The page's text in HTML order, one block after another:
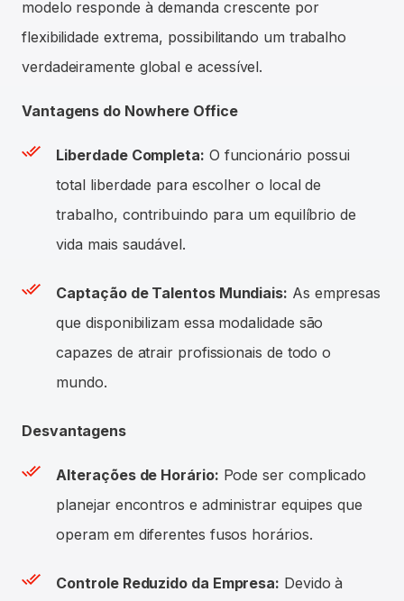
modelo responde à demanda crescente por
flexibilidade extrema, possibilitando um trabalho
verdadeiramente global e acessível.
Vantagens do Nowhere Office
Liberdade Completa: O funcionário possui
total liberdade para escolher o local de
trabalho, contribuindo para um equilíbrio de
vida mais saudável.
Captação de Talentos Mundiais: As empresas
que disponibilizam essa modalidade são
capazes de atrair profissionais de todo o
mundo.
Desvantagens
Alterações de Horário: Pode ser complicado
planejar encontros e administrar equipes que
operam em diferentes fusos horários.
Controle Reduzido da Empresa: Devido à